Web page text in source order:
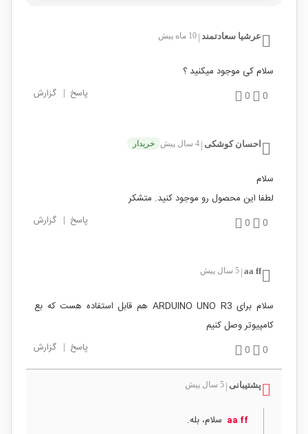
عرشیا سعادتمند 10 ماه پیش
سلام کی موجود میکنید ؟
0
0 پاسخ | گزارش
احسان کوشکی 4 سال پیش خریدار
سلام
لطفا این محصول رو موجود کنید. متشکر
0
0 پاسخ | گزارش
aa ff 5 سال پیش
سلام برای ARDUINO UNO R3 هم قابل استفاده هست که بع
کامپیوتر وصل کنیم
0
0 پاسخ | گزارش
پشتیبانی 5 سال پیش
aa ff سلام، بله.